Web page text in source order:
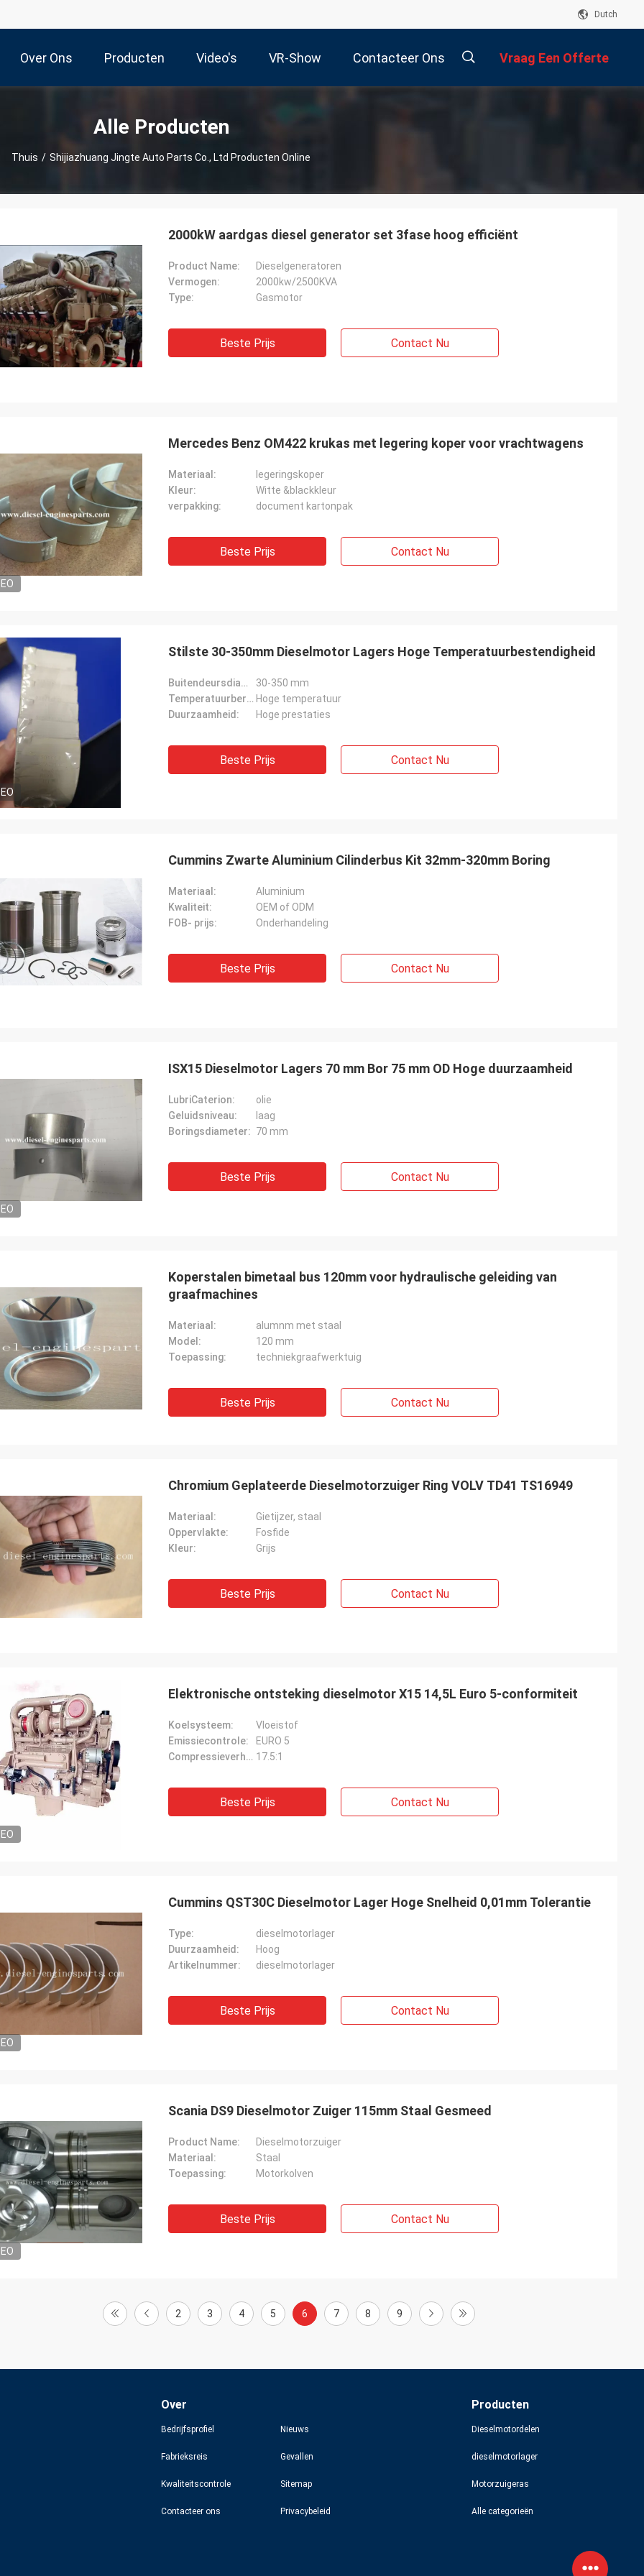
Dutch
Over Ons Producten Video's VR-Show Contacteer Ons Vraag Een Offerte
Alle Producten
Thuis / Shijiazhuang Jingte Auto Parts Co., Ltd Producten Online
2000kW aardgas diesel generator set 3fase hoog efficiënt
Product Name:
Dieselgeneratoren
Vermogen:
2000kw/2500KVA
Type:
Gasmotor
Beste Prijs Contact Nu
Mercedes Benz OM422 krukas met legering koper voor vrachtwagens
Materiaal:
legeringskoper
Kleur:
Witte &blackkleur
verpakking:
document kartonpak
Beste Prijs Contact Nu
Stilste 30-350mm Dieselmotor Lagers Hoge Temperatuurbestendigheid
Buitendeursdiameter:
30-350 mm
Temperatuurbereik: Hoge temperatuur
Duurzaamheid:
Hoge prestaties
Beste Prijs Contact Nu
Cummins Zwarte Aluminium Cilinderbus Kit 32mm-320mm Boring
Materiaal:
Aluminium
Kwaliteit:
OEM of ODM
FOB- prijs:
Onderhandeling
Beste Prijs Contact Nu
ISX15 Dieselmotor Lagers 70 mm Bor 75 mm OD Hoge duurzaamheid
LubriCaterion:
olie
Geluidsniveau:
laag
Boringsdiameter: 70 mm
Beste Prijs Contact Nu
Koperstalen bimetaal bus 120mm voor hydraulische geleiding van
graafmachines
Materiaal:
alumnm met staal
Model:
120 mm
Toepassing:
techniekgraafwerktuig
Beste Prijs Contact Nu
Chromium Geplateerde Dieselmotorzuiger Ring VOLV TD41 TS16949
Materiaal:
Gietijzer, staal
Oppervlakte:
Fosfide
Kleur:
Grijs
Beste Prijs Contact Nu
Elektronische ontsteking dieselmotor X15 14,5L Euro 5-conformiteit
Koelsysteem:
Vloeistof
Emissiecontrole:
EURO 5
Compressieverhouding: 17.5:1
Beste Prijs Contact Nu
Cummins QST30C Dieselmotor Lager Hoge Snelheid 0,01mm Tolerantie
Type:
dieselmotorlager
Duurzaamheid:
Hoog
Artikelnummer:
dieselmotorlager
Beste Prijs Contact Nu
Scania DS9 Dieselmotor Zuiger 115mm Staal Gesmeed
Product Name:
Dieselmotorzuiger
Materiaal:
Staal
Toepassing:
Motorkolven
Beste Prijs Contact Nu
2 3 4 5 6 7 8 9
Over
Bedrijfsprofiel
Fabrieksreis
Kwaliteitscontrole
Contacteer ons
Nieuws
Gevallen
Sitemap
Privacybeleid
Producten
Dieselmotordelen
dieselmotorlager
Motorzuigeras
Alle categorieën